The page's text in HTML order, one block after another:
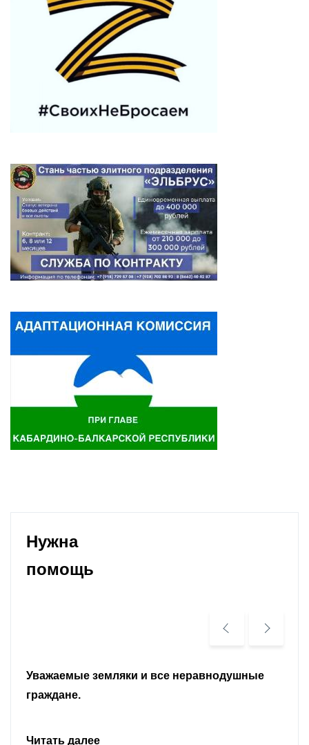
Нужна
помощь
Уважаемые земляки и все неравнодушные
граждане.
Читать далее